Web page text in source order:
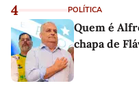
4 POLÍTICA
Quem é
chapa de